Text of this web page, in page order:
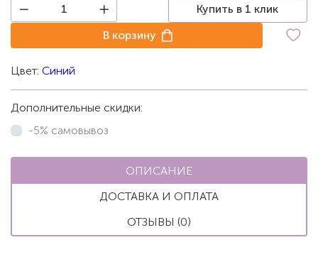
Купить в 1 клик
В корзину
Цвет: Синий
Дополнительные скидки:
-5% самовывоз
ОПИСАНИЕ
ДОСТАВКА И ОПЛАТА
ОТЗЫВЫ (0)